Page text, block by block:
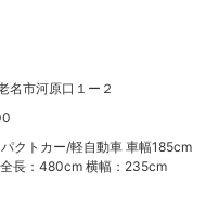
名市河原口１ー２
クトカー/軽自動車 車幅185cm
全長：480cm 横幅：235cm